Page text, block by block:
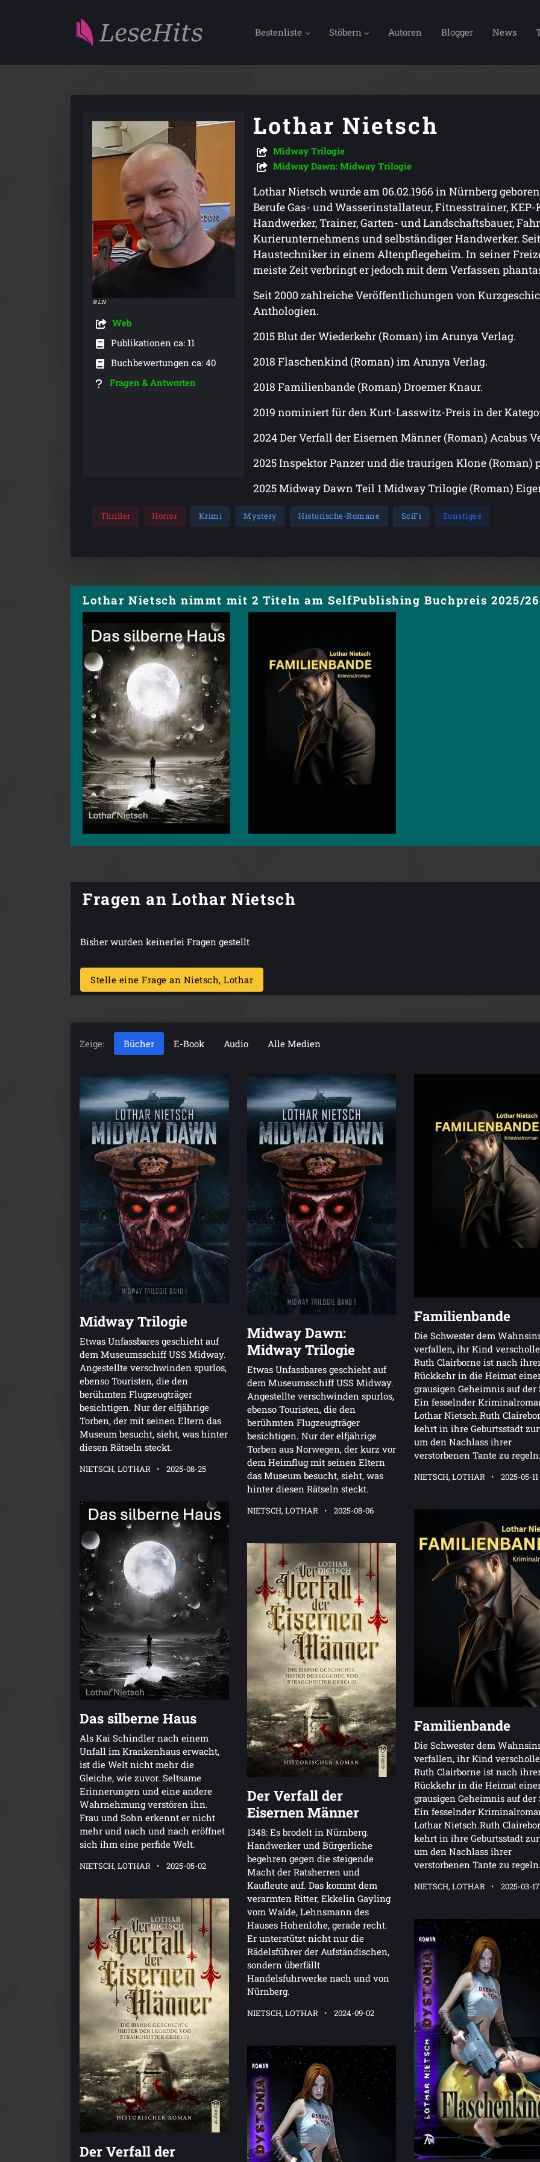
Bestenliste Stöbern Autoren Blogger News
© LN
Web
Publikationen ca: 11
Buchbewertungen ca: 40
Fragen & Antworten
Lothar Nietsch
Midway Trilogie
Midway Dawn: Midway Trilogie
Lothar Nietsch wurde am 06.02.1966 in Nürnberg
Berufe Gas- und Wasserinstallateur, Fitnesstrainer,
Handwerker, Trainer, Garten- und Landschaftsbauer,
Kurierunternehmens und selbständiger Handwerker.
Haustechniker in einem Altenpflegeheim. In seiner
meiste Zeit verbringt er jedoch mit dem Verfassen
Seit 2000 zahlreiche Veröffentlichungen von
Anthologien.
2015 Blut der Wiederkehr (Roman) im Arunya Verlag.
2018 Flaschenkind (Roman) im Arunya Verlag.
2018 Familienbande (Roman) Droemer Knaur.
2019 nominiert für den Kurt-Lasswitz-Preis in der
2024 Der Verfall der Eisernen Männer (Roman) Acabus
2025 Inspektor Panzer und die traurigen Klone (Roman)
2025 Midway Dawn Teil 1 Midway Trilogie (Roman)
Thriller Horror Krimi Mystery Historische-Romane SciFi Sonstiges
Lothar Nietsch nimmt mit 2 Titeln am SelfPublishing Buchpreis 2025/
Fragen an Lothar Nietsch
Bisher wurden keinerlei Fragen gestellt
Stelle eine Frage an Nietsch, Lothar
Zeige: Bücher E-Book Audio Alle Medien
Midway Trilogie
Etwas Unfassbares geschieht auf
dem Museumsschiff USS Midway.
Angestellte verschwinden spurlos,
ebenso Touristen, die den
berühmten Flugzeugträger
besichtigen. Nur der elfjährige
Torben, der mit seinen Eltern das
Museum besucht, sieht, was hinter
diesen Rätseln steckt.
NIETSCH, LOTHAR 2025-08-25
Midway Dawn:
Midway Trilogie
Etwas Unfassbares geschieht auf
dem Museumsschiff USS Midway.
Angestellte verschwinden spurlos,
ebenso Touristen, die den
berühmten Flugzeugträger
besichtigen. Nur der elfjährige
Torben aus Norwegen, der kurz vor
dem Heimflug mit seinen Eltern
das Museum besucht, sieht, was
hinter diesen Rätseln steckt.
NIETSCH, LOTHAR 2025-08-06
Familienbande
Die Schwester dem
verfallen, ihr Kind
Ruth Clairborne ist nach
Rückkehr in die Heimat
grausigen Geheimnis auf der
Ein fesselnder
Lothar Nietsch.Ruth
kehrt in ihre Geburtsstadt
um den Nachlass ihrer
verstorbenen Tante zu
NIETSCH, LOTHAR 2025-05-11
Das silberne Haus
Als Kai Schindler nach einem
Unfall im Krankenhaus erwacht,
ist die Welt nicht mehr die
Gleiche, wie zuvor. Seltsame
Erinnerungen und eine andere
Wahrnehmung verstören ihn.
Frau und Sohn erkennt er nicht
mehr und nach und nach eröffnet
sich ihm eine perfide Welt.
NIETSCH, LOTHAR 2025-05-02
Familienbande
Die Schwester dem
verfallen, ihr Kind
Ruth Clairborne ist nach
Rückkehr in die Heimat
grausigen Geheimnis auf der
Ein fesselnder
Lothar Nietsch.Ruth
kehrt in ihre Geburtsstadt
um den Nachlass ihrer
verstorbenen Tante zu
NIETSCH, LOTHAR 2025-03-17
Der Verfall der
Eisernen Männer
1348: Es brodelt in Nürnberg.
Handwerker und Bürgerliche
begehren gegen die steigende
Macht der Ratsherren und
Kaufleute auf. Das kommt dem
verarmten Ritter, Ekkelin Gayling
vom Walde, Lehnsmann des
Hauses Hohenlohe, gerade recht.
Er unterstützt nicht nur die
Rädelsführer der Aufständischen,
sondern überfällt
Handelsfuhrwerke nach und von
Nürnberg.
NIETSCH, LOTHAR 2024-09-02
Der Verfall der